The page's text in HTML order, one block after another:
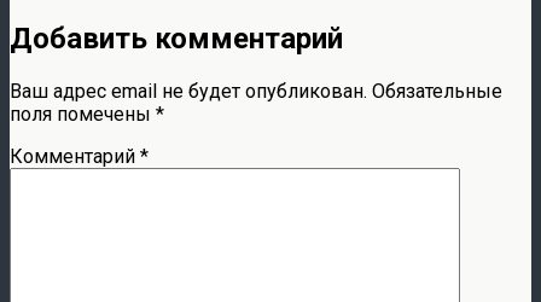
Добавить комментарий
Ваш адрес email не будет опубликован. Обязательные
поля помечены *
Комментарий *